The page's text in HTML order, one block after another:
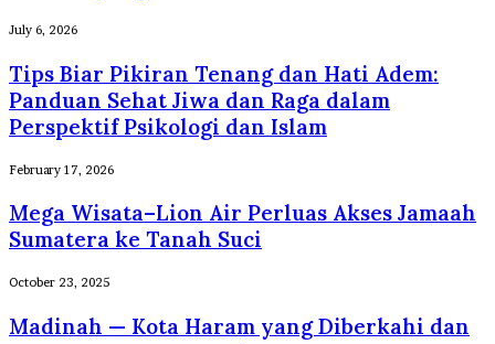
Berstandar
Internasional
Kuliner
Selalu
Dirindukan
Wisatawan
Tips
Pikiran
Tenang
dan
Hati
Adem:
Sehat
Jiwa
dan
Raga
Perspektif
July 6, 2026
Tips Biar Pikiran Tenang dan Hati Adem:
Panduan Sehat Jiwa dan Raga dalam
Perspektif Psikologi dan Islam
Mega
Lion
Air
Akses
Sumatera
February 17, 2026
Mega Wisata–Lion Air Perluas Akses Jamaah
Sumatera ke Tanah Suci
Madinah
Kota
October 23, 2025
Madinah — Kota Haram yang Diberkahi dan